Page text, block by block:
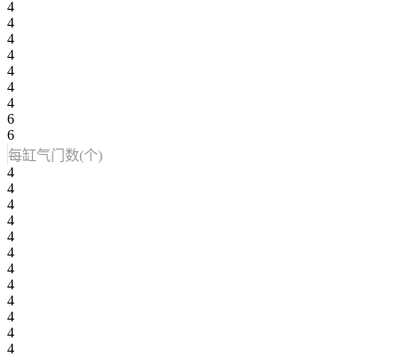
4
4
4
4
4
4
4
6
6
每缸气门数(个)
4
4
4
4
4
4
4
4
4
4
4
4